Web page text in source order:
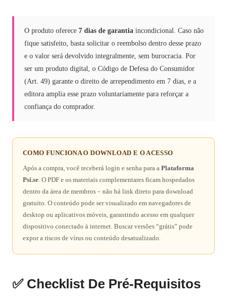
O produto oferece 7 dias de garantia incondicional. Caso não
fique satisfeito, basta solicitar o reembolso dentro desse prazo
e o valor será devolvido integralmente, sem burocracia. Por
ser um produto digital, o Código de Defesa do Consumidor
(Art. 49) garante o direito de arrependimento em 7 dias, e a
editora amplia esse prazo voluntariamente para reforçar a
confiança do comprador.
COMO FUNCIONA O DOWNLOAD E O ACESSO
Após a compra, você receberá login e senha para a Plataforma
Psi.se. O PDF e os materiais complementares ficam hospedados
dentro da área de membros – não há link direto para download
gratuito. O conteúdo pode ser visualizado em navegadores de
desktop ou aplicativos móveis, garantindo acesso em qualquer
dispositivo conectado à internet. Buscar versões “grátis” pode
expor a riscos de vírus ou conteúdo desatualizado.
✅ Checklist De Pré-Requisitos